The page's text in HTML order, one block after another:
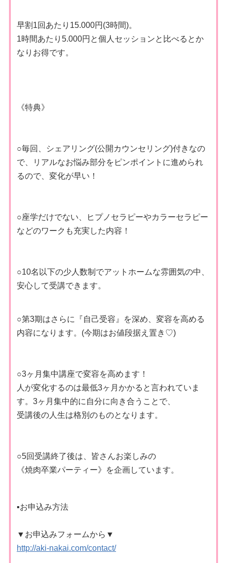
早割1回あたり15.000円(3時間)。
1時間あたり5.000円と個人セッションと比べるとか
なりお得です。
《特典》
○毎回、シェアリング(公開カウンセリング)付きなの
で、リアルなお悩み部分をピンポイントに進められ
るので、変化が早い！
○座学だけでない、ヒプノセラピーやカラーセラピー
などのワークも充実した内容！
○10名以下の少人数制でアットホームな雰囲気の中、
安心して受講できます。
○第3期はさらに『自己受容』を深め、変容を高める
内容になります。(今期はお値段据え置き♡)
○3ヶ月集中講座で変容を高めます！
人が変化するのは最低3ヶ月かかると言われていま
す。3ヶ月集中的に自分に向き合うことで、
受講後の人生は格別のものとなります。
○5回受講終了後は、皆さんお楽しみの
《焼肉卒業パーティー》を企画しています。
▪︎お申込み方法
▼お申込みフォームから▼
http://aki-nakai.com/contact/